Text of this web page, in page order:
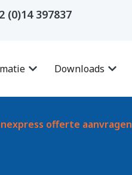
(0)14 397837
Downloads
offerte aanvragen